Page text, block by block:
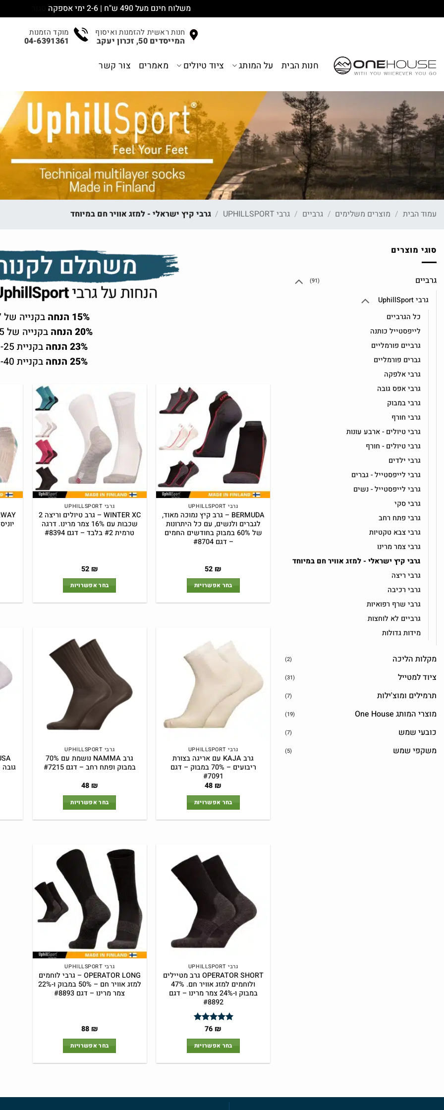
משלוח חינם מעל 490 ש"ח | 2-6 ימי אספקה
חנות ראשית להזמנות ואיסוף
המייסדים 50, זכרון יעקב
מוקד הזמנות
04-6391361
חנות הבית על המותג ציוד טיולים מאמרים צור קשר
עמוד הבית / מוצרים משלימים / גרביים / גרבי UPHILLSPORT / גרבי קיץ ישראלי - למזג אוויר חם במיוחד
סוגי מוצרים
גרביים (91)
גרבי UphillSport
כל הגרביים
לייפסטייל כותנה
גרביים פורמליים
גברים פורמליים
גרבי אלפקה
גרבי אפס גובה
גרבי במבוק
גרבי חורף
גרבי טיולים - ארבע עונות
גרבי טיולים - חורף
גרבי ילדים
גרבי לייפסטייל - גברים
גרבי לייפסטייל - נשים
גרבי סקי
גרבי פתח רחב
גרבי צבא טקטיות
גרבי צמר מרינו
גרבי קיץ ישראלי - למזג אוויר חם במיוחד
גרבי ריצה
גרבי רכיבה
גרבי שרף רפואיות
גרביים לא לוחצות
מידות גדולות
מקלות הליכה (2)
ציוד למטייל (31)
תרמילים ומוצ'ילות (7)
מוצרי המותג One House (19)
כובעי שמש (7)
משקפי שמש (5)
15% הנחה
בקנייה של 4-7 זוגות
20% הנחה
בקנייה של 8-15 זוגות
23% הנחה
בקניית 16-25 זוגות
25% הנחה
בקניית 26-40 זוגות
גרבי UPHILLSPORT
BERMUDA – גרב קיץ נמוכה מאוד,
לגברים ולנשים, עם כל היתרונות
של 60% במבוק בחודשים החמים
– דגם #8704
52 ₪
בחר אפשרויות
סוגים.
האפשרויות
המוצר
גרבי UPHILLSPORT
WINTER XC – גרב טיולים וריצה 2
שכבות עם 16% צמר מרינו. דרגה
טרמית #2 בלבד – דגם #8394
המחיר
המקורי
היה:
55 ₪.
52 ₪ המחיר
הוא:
52 ₪.
בחר אפשרויות
סוגים.
ניתן
לבחור
האפשרויות
בעמוד
גרבי UPHILLSPORT
גרב KAJA עם אריגה בצורת
ריבועים – 70% במבוק – דגם
#7091
48 ₪
בחר אפשרויות
סוגים.
ניתן
לבחור
האפשרויות
בעמוד
המוצר
גרבי UPHILLSPORT
גרב NAMMA נושמת עם 70%
במבוק ופתח רחב – דגם #7215
48 ₪
בחר אפשרויות
מספר
סוגים.
ניתן
האפשרויות
בעמוד
המוצר
גרבי UPHILLSPORT
OPERATOR SHORT גרב מטיילים
ולוחמים למזג אוויר חם. 47%
במבוק ו-24% צמר מרינו – דגם
#8892
דורג5 מתוך
76 ₪
בחר אפשרויות
גרבי UPHILLSPORT
OPERATOR LONG – גרבי לוחמים
למזג אוויר חם – 50% במבוק ו-22%
צמר מרינו – דגם #8893
88 ₪
בחר אפשרויות